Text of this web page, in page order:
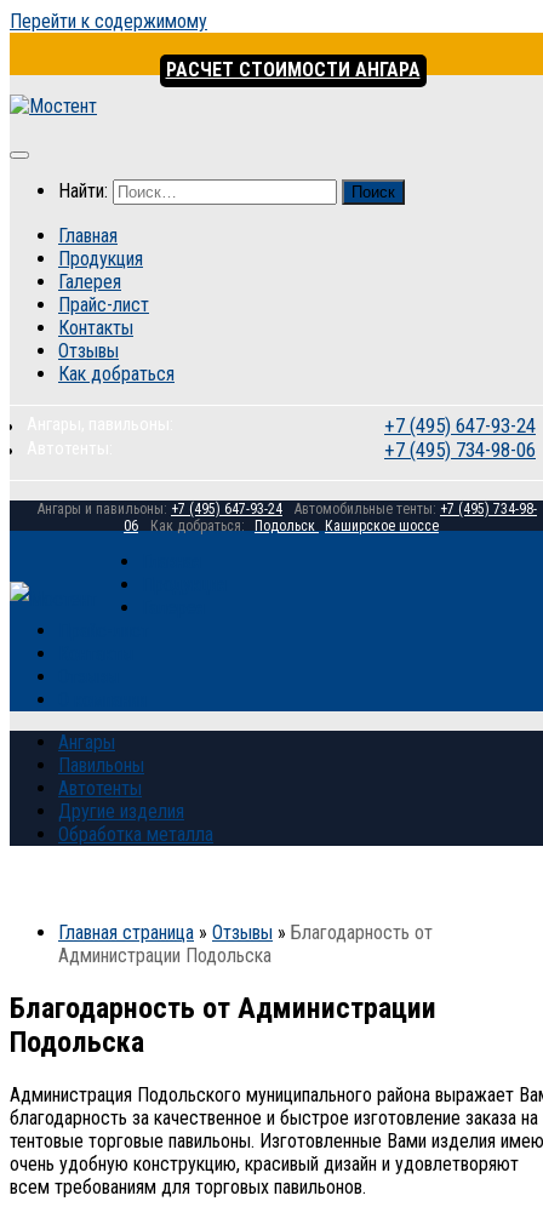
Перейти к содержимому
РАСЧЕТ СТОИМОСТИ АНГАРА
Найти:
Главная
Продукция
Галерея
Прайс-лист
Контакты
Отзывы
Как добраться
+7 (495) 647-93-24
+7 (495) 734-98-06
Ангары и павильоны: +7 (495) 647-93-24 Автомобильные тенты: +7 (495) 734-98-
06
Как добраться: Подольск Каширское шоссе
Ангары
Павильоны
Автотенты
Другие изделия
Обработка металла
Главная страница » Отзывы » Благодарность от
Администрации Подольска
Благодарность от Администрации
Подольска
Администрация Подольского муниципального района выражает
благодарность за качественное и быстрое изготовление заказа на
тентовые торговые павильоны. Изготовленные Вами изделия
очень удобную конструкцию, красивый дизайн и удовлетворяют
всем требованиям для торговых павильонов.